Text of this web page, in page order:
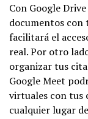
Con Google
documentos con
facilitará el
real. Por otro
organizar tus
Google Meet
virtuales con tus
cualquier lugar